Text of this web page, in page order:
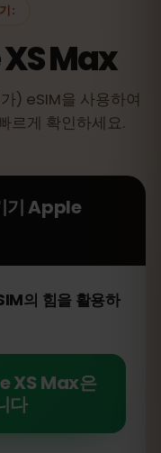
:
Max
) eSIM을 사용하여
르게 확인하세요.
기Apple
의 힘을 활용하
XS Max은
다